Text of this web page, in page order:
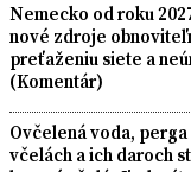
Nemecko od roku
nové zdroje
preťaženiu siete a
(Komentár)
Ovčelená voda,
včelách a ich daroch